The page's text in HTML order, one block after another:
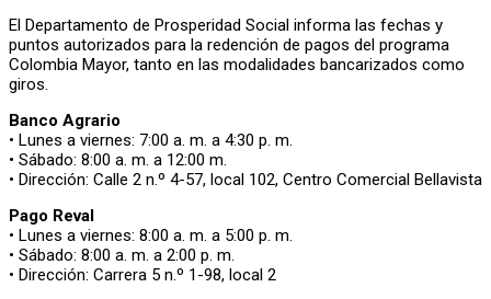
El Departamento de Prosperidad Social informa las fechas y
puntos autorizados para la redención de pagos del programa
Colombia Mayor, tanto en las modalidades bancarizados como
giros.
Banco Agrario
• Lunes a viernes: 7:00 a. m. a 4:30 p. m.
• Sábado: 8:00 a. m. a 12:00 m.
• Dirección: Calle 2 n.º 4-57, local 102, Centro Comercial Bellavista
Pago Reval
• Lunes a viernes: 8:00 a. m. a 5:00 p. m.
• Sábado: 8:00 a. m. a 2:00 p. m.
• Dirección: Carrera 5 n.º 1-98, local 2